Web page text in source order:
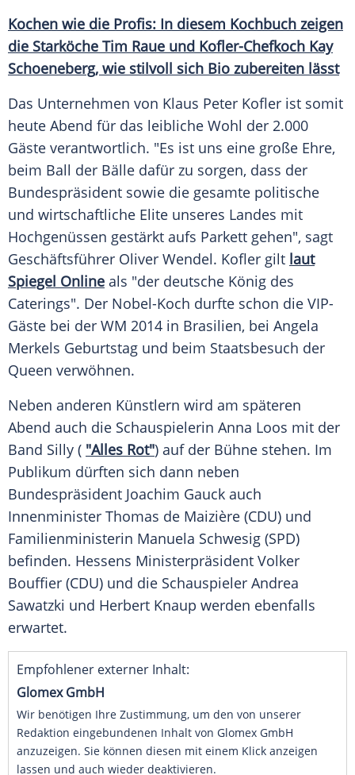
Kochen wie die Profis: In diesem Kochbuch zeigen
die Starköche Tim Raue und Kofler-Chefkoch Kay
Schoeneberg, wie stilvoll sich Bio zubereiten lässt
Das Unternehmen von Klaus Peter Kofler ist somit
heute Abend für das leibliche Wohl der 2.000
Gäste verantwortlich. "Es ist uns eine große Ehre,
beim Ball der Bälle dafür zu sorgen, dass der
Bundespräsident sowie die gesamte politische
und wirtschaftliche Elite unseres Landes mit
Hochgenüssen gestärkt aufs Parkett gehen", sagt
Geschäftsführer Oliver Wendel. Kofler gilt laut
Spiegel Online als "der deutsche König des
Caterings". Der Nobel-Koch durfte schon die VIP-
Gäste bei der WM 2014 in Brasilien, bei Angela
Merkels Geburtstag und beim Staatsbesuch der
Queen verwöhnen.
Neben anderen Künstlern wird am späteren
Abend auch die Schauspielerin Anna Loos mit der
Band Silly ( "Alles Rot") auf der Bühne stehen. Im
Publikum dürften sich dann neben
Bundespräsident Joachim Gauck auch
Innenminister Thomas de Maizière (CDU) und
Familienministerin Manuela Schwesig (SPD)
befinden. Hessens Ministerpräsident Volker
Bouffier (CDU) und die Schauspieler Andrea
Sawatzki und Herbert Knaup werden ebenfalls
erwartet.
Empfohlener externer Inhalt:
Glomex GmbH
Wir benötigen Ihre Zustimmung, um den von unserer
Redaktion eingebundenen Inhalt von Glomex GmbH
anzuzeigen. Sie können diesen mit einem Klick anzeigen
lassen und auch wieder deaktivieren.